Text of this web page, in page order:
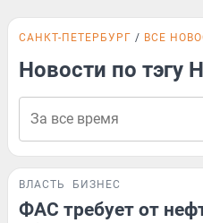
САНКТ-ПЕТЕРБУРГ ВСЕ
Новости по тэгу
ВЛАСТЬ БИЗНЕС
ФАС требует от